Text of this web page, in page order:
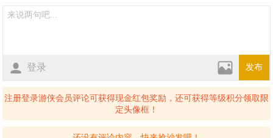
登录 发布
注册登录游侠会员评论可获得现金红包奖励，还可获得等级积分领取限
定头像框！